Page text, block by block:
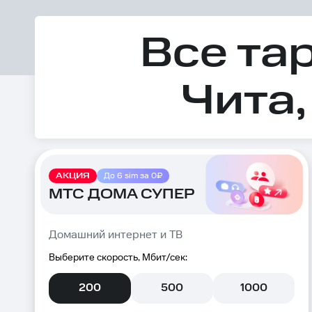
Все
АКЦИЯ До 6 sim за 0₽
МТС ДОМА СУПЕР
Домашний интернет и ТВ
Выберите скорость, Мбит/сек:
200 500 1000